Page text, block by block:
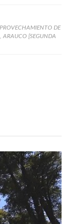
DE
ARAUCO [SEGUNDA